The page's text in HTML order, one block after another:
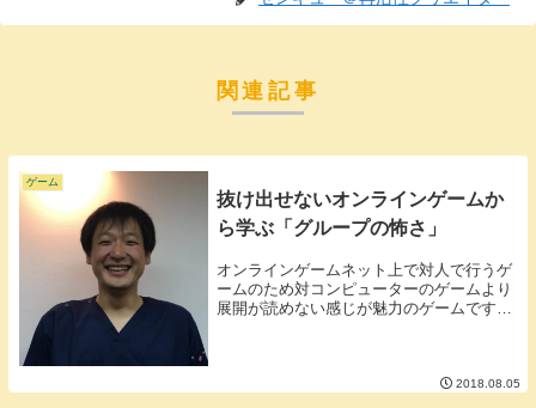
関連記事
ゲーム
抜け出せないオンラインゲームか
ら学ぶ「グループの怖さ」
オンラインゲームネット上で対人で行うゲ
ームのため対コンピューターのゲームより
展開が読めない感じが魅力のゲームです。
2018.08.05